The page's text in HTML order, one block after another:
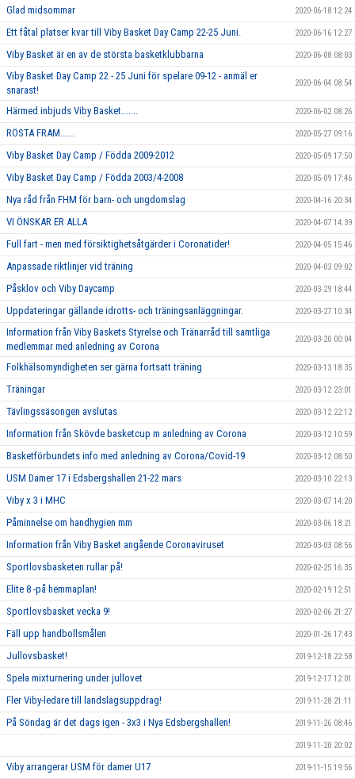
Glad midsommar 2020-06-18 12:24
Ett fåtal platser kvar till Viby Basket Day Camp 22-25 Juni. 2020-06-16 12:27
Viby Basket är en av de största basketklubbarna 2020-06-08 08:03
Viby Basket Day Camp 22 - 25 Juni för spelare 09-12 - anmäl er
snarast!
2020-06-04 08:54
Härmed inbjuds Viby Basket....... 2020-06-02 08:26
RÖSTA FRAM...... 2020-05-27 09:16
Viby Basket Day Camp / Födda 2009-2012 2020-05-09 17:50
Viby Basket Day Camp / Födda 2003/4-2008 2020-05-09 17:46
Nya råd från FHM för barn- och ungdomslag 2020-04-16 20:34
VI ÖNSKAR ER ALLA 2020-04-07 14:39
Full fart - men med försiktighetsåtgärder i Coronatider! 2020-04-05 15:46
Anpassade riktlinjer vid träning 2020-04-03 09:02
Påsklov och Viby Daycamp 2020-03-29 18:44
Uppdateringar gällande idrotts- och träningsanläggningar. 2020-03-27 10:34
Information från Viby Baskets Styrelse och Tränarråd till samtliga
medlemmar med anledning av Corona
2020-03-20 00:04
Folkhälsomyndigheten ser gärna fortsatt träning 2020-03-13 18:35
Träningar 2020-03-12 23:01
Tävlingssäsongen avslutas 2020-03-12 22:12
Information från Skövde basketcup m anledning av Corona 2020-03-12 10:59
Basketförbundets info med anledning av Corona/Covid-19 2020-03-12 08:50
USM Damer 17 i Edsbergshallen 21-22 mars 2020-03-10 22:13
Viby x 3 i MHC 2020-03-07 14:20
Påminnelse om handhygien mm 2020-03-06 18:21
Information från Viby Basket angående Coronaviruset 2020-03-03 08:56
Sportlovsbasketen rullar på! 2020-02-25 16:35
Elite 8 -på hemmaplan! 2020-02-19 12:51
Sportlovsbasket vecka 9! 2020-02-06 21:27
Fäll upp handbollsmålen 2020-01-26 17:43
Jullovsbasket! 2019-12-18 22:58
Spela mixturnering under jullovet 2019-12-17 12:01
Fler Viby-ledare till landslagsuppdrag! 2019-11-28 21:11
På Söndag är det dags igen - 3x3 i Nya Edsbergshallen! 2019-11-26 08:46
2019-11-20 20:02
Viby arrangerar USM för damer U17 2019-11-15 19:56